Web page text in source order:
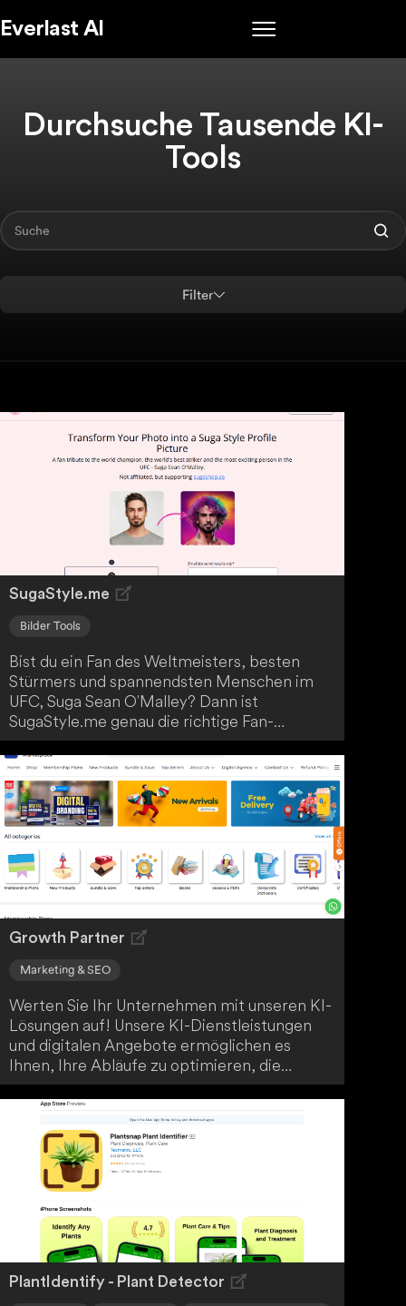
Everlast AI
Durchsuche Tausende KI-
Tools
Filter
SugaStyle.me
Bilder Tools
Bist du ein Fan des Weltmeisters, besten
Stürmers und spannendsten Menschen im
UFC, Suga Sean O'Malley? Dann ist
SugaStyle.me genau die richtige Fan-
Hommage für dich. Hier wird der
überragende Athlet als inspirierende Figur in
der UFC-Welt dargestellt und erhält den
verdienten Respekt und die Feier seiner
Erfolge.
Growth Partner
Marketing & SEO
Werten Sie Ihr Unternehmen mit unseren KI-
Lösungen auf! Unsere KI-Dienstleistungen
und digitalen Angebote ermöglichen es
Ihnen, Ihre Abläufe zu optimieren, die
Effizienz zu steigern und fundierte
Entscheidungen zu treffen. Mit unseren
maßgeschneiderten Lösungen bleiben Sie
stets wettbewerbsfähig.
PlantIdentify - Plant Detector